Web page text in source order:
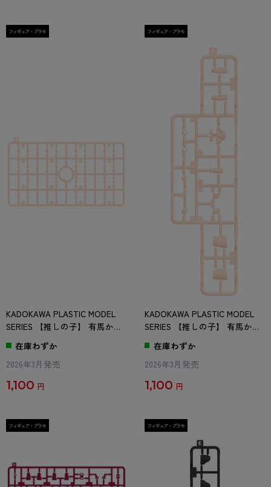
KADOKAWA PLASTIC MODEL
SERIES 【推しの子】 有馬かな
/ 有馬かな DX ver. Bパーツ（フ
レッシュ)
在庫わずか
2026年3月発売
1,100 円
KADOKAWA PLASTIC MODEL
SERIES 【推しの子】 有馬かな
/ 有馬かな DX ver. Cパーツ
在庫わずか
2026年3月発売
1,100 円